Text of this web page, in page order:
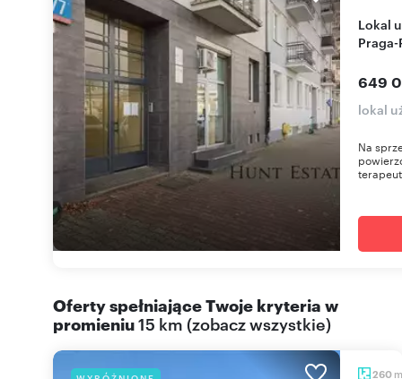
Lokal użytkowy 46 m² z oddzielną kuchnią,
649
lokal
Na
Oferty spełniające Twoje kryteria w
promieniu15 km (zobacz wszystkie)
260 m